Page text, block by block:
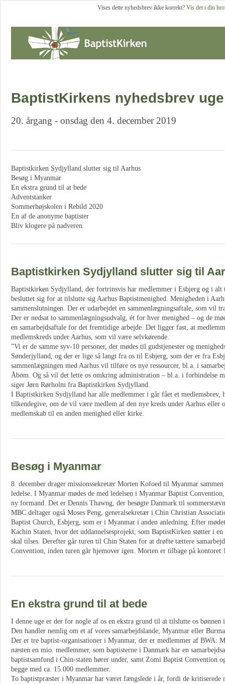
Vises dette nyhedsbrev ikke korrekt? Vis det i din
BaptistKirkens nyhedsbrev
20. årgang - onsdag den 4. december 2019
Baptistkirken Sydjylland slutter sig til Aarhus
Besøg i Myanmar
En ekstra grund til at bede
Adventstanker
Sommerhøjskolen i Rebild 2020
En af de anonyme baptister
Bliv klogere på nadveren
Baptistkirken Sydjylland slutter sig til
Baptistkirken Sydjylland, der fortrinsvis har medlemmer i Esbjerg og i alt
besluttet sig for at tilslutte sig Aarhus Baptistmenighed. Menigheden i
sammenslutningen. Der er udarbejdet en sammenlægningsaftale, som vil
Der er nedsat to sammenlægningsudvalg, ét for hver menighed – og de
en samarbejdsaftale for det fremtidige arbejde. Det ligger fast, at
medlemskreds under Aarhus, som vil være selvkørende.
”Vi er de samme syv-10 personer, der mødes til gudstjenester og
Sønderjylland, og der er lige så langt fra os til Esbjerg, som der er fra
sammenlægningen med Aarhus vil tilføre os nye ressourcer, bl.a. i
Åbom. Og så vil det lette os omkring administration – bl.a. i forbindelse
siger Jørn Rørholm fra Baptistkirken Sydjylland.
I Baptistkirken Sydjylland har alle medlemmer i går fået et medlemsbrev,
tilkendegive, om de vil være medlem af den nye kreds under Aarhus eller
medlemskab til en anden menighed eller kirke.
Besøg i Myanmar
8. december drager missionssekretær Morten Kofoed til Myanmar
ledelse. I Myanmar mødes de med ledelsen i Myanmar Baptist
ny formand. Det er Dennis Thawng, der besøgte Danmark til
MBC deltager også Moses Peng, generalsekretær i Chin Christian
Baptist Church, Esbjerg, som er i Myanmar i anden anledning. Efter
Kachin Staten, hvor det uddannelsesprojekt, som BaptistKirken støtter i
skal tilses. Derefter går turen til Chin Staten for at drøfte tættere
Convention, inden turen går hjemover igen. Morten er tilbage på kontoret
En ekstra grund til at bede
I denne uge er der for nogle af os en ekstra grund til at tilslutte os bønnen
Den handler nemlig om et af vores samarbejdslande; Myanmar eller
Der er tre baptist-organisationer i Myanmar, der er medlemmer af BWA:
næsten en mio. medlemmer, som baptisterne i Danmark har en
baptistsamfund i Chin-staten hører under, samt Zomi Baptist Convention
begge med ca. 15.000 medlemmer.
To baptistpræster i Myanmar har været fængslede i år, fordi de kritiserede